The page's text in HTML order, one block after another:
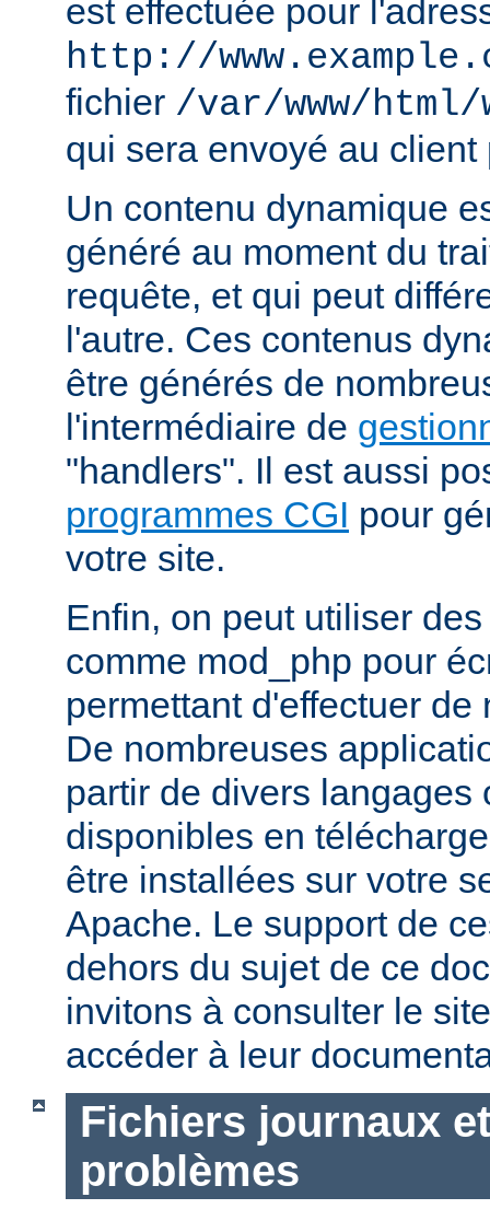
est effectuée pour
http://
fichier /var/www/
qui sera envoyé au client
Un contenu dynamique
généré au moment du
requête, et qui peut
l'autre. Ces contenus
être générés de
l'intermédiaire de
"handlers". Il est aussi
programmes CGI pour
votre site.
Enfin, on peut utiliser
comme mod_php pour
permettant d'effectuer
De nombreuses
partir de divers langages
disponibles en
être installées sur votre
Apache. Le support de
dehors du sujet de ce
invitons à consulter le
accéder à leur
Fichiers journaux
problèmes